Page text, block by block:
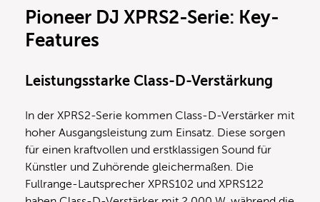
Pioneer DJ XPRS2-Serie: Key-
Features
Leistungsstarke Class-D-Verstärkung
In der XPRS2-Serie kommen Class-D-Verstärker mit
hoher Ausgangsleistung zum Einsatz. Diese sorgen
für einen kraftvollen und erstklassigen Sound für
Künstler und Zuhörende gleichermaßen. Die
Fullrange-Lautsprecher XPRS102 und XPRS122